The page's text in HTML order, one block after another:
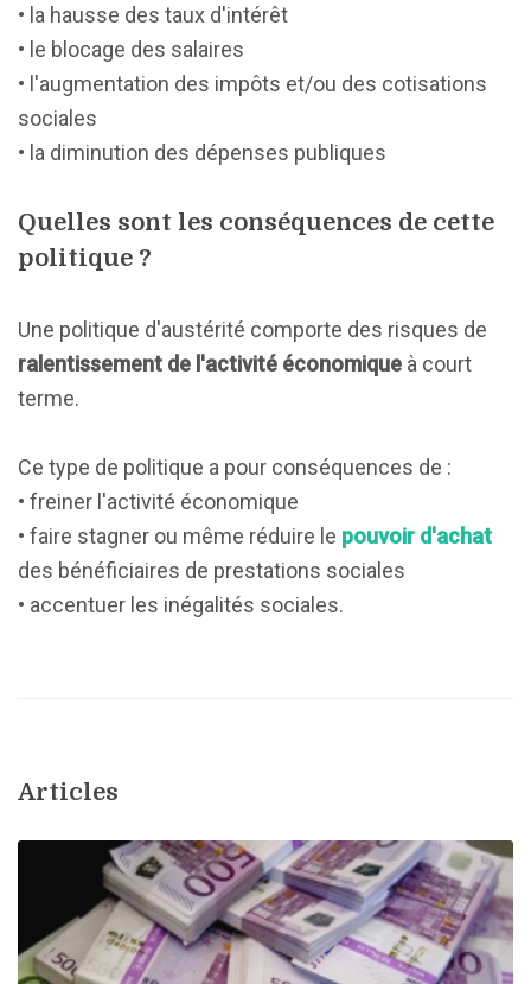
• la hausse des taux d'intérêt
• le blocage des salaires
• l'augmentation des impôts et/ou des cotisations
sociales
• la diminution des dépenses publiques
Quelles sont les conséquences de cette
politique ?
Une politique d'austérité comporte des risques de
ralentissement de l'activité économique à court
terme.
Ce type de politique a pour conséquences de :
• freiner l'activité économique
• faire stagner ou même réduire le pouvoir d'achat
des bénéficiaires de prestations sociales
• accentuer les inégalités sociales.
Articles